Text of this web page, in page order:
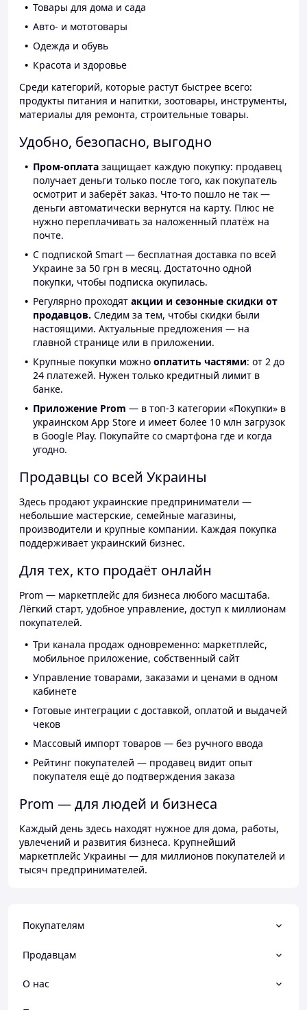
Товары для дома и сада
Авто- и мототовары
Одежда и обувь
Красота и здоровье
Среди категорий, которые растут быстрее всего:
продукты питания и напитки, зоотовары, инструменты,
материалы для ремонта, строительные товары.
Удобно, безопасно, выгодно
Пром-оплата защищает каждую покупку: продавец
получает деньги только после того, как покупатель
осмотрит и заберёт заказ. Что-то пошло не так —
деньги автоматически вернутся на карту. Плюс не
нужно переплачивать за наложенный платёж на
почте.
С подпиской Smart — бесплатная доставка по всей
Украине за 50 грн в месяц. Достаточно одной
покупки, чтобы подписка окупилась.
Регулярно проходят акции и сезонные скидки от
продавцов. Следим за тем, чтобы скидки были
настоящими. Актуальные предложения — на
главной странице или в приложении.
Крупные покупки можно оплатить частями: от 2 до
24 платежей. Нужен только кредитный лимит в
банке.
Приложение Prom — в топ-3 категории «Покупки» в
украинском App Store и имеет более 10 млн загрузок
в Google Play. Покупайте со смартфона где и когда
угодно.
Продавцы со всей Украины
Здесь продают украинские предприниматели —
небольшие мастерские, семейные магазины,
производители и крупные компании. Каждая покупка
поддерживает украинский бизнес.
Для тех, кто продаёт онлайн
Prom — маркетплейс для бизнеса любого масштаба.
Лёгкий старт, удобное управление, доступ к миллионам
покупателей.
Три канала продаж одновременно: маркетплейс,
мобильное приложение, собственный сайт
Управление товарами, заказами и ценами в одном
кабинете
Готовые интеграции с доставкой, оплатой и выдачей
чеков
Массовый импорт товаров — без ручного ввода
Рейтинг покупателей — продавец видит опыт
покупателя ещё до подтверждения заказа
Prom — для людей и бизнеса
Каждый день здесь находят нужное для дома, работы,
увлечений и развития бизнеса. Крупнейший
маркетплейс Украины — для миллионов покупателей и
тысяч предпринимателей.
Покупателям
Продавцам
О нас